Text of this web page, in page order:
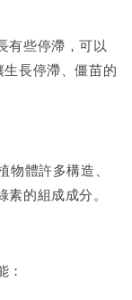
有些停滯，可以
長停滯、僵苗的
物體許多構造、
素的組成成分。
：